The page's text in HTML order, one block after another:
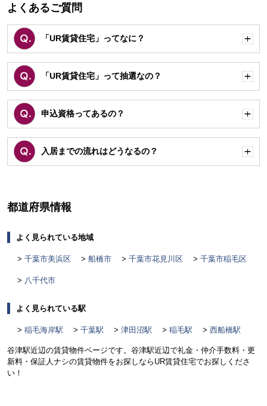
よくあるご質問
「UR賃貸住宅」ってなに？
く
「UR賃貸住宅」って抽選なの？
く
申込資格ってあるの？
く
入居までの流れはどうなるの？
く
都道府県情報
よく見られている地域
千葉市美浜区 船橋市 千葉市花見川区 千葉市稲毛区
八千代市
よく見られている駅
稲毛海岸駅 千葉駅 津田沼駅 稲毛駅 西船橋駅
谷津駅近辺の賃貸物件ページです。谷津駅近辺で礼金・仲介手数料・更
新料・保証人ナシの賃貸物件をお探しならUR賃貸住宅でお探しくださ
い！